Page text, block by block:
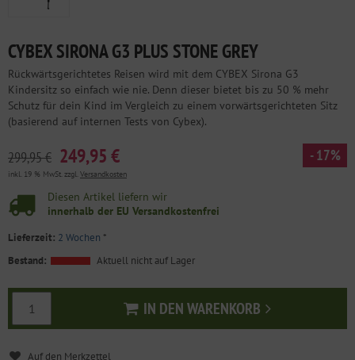
CYBEX SIRONA G3 PLUS STONE GREY
Rückwärtsgerichtetes Reisen wird mit dem CYBEX Sirona G3
Kindersitz so einfach wie nie. Denn dieser bietet bis zu 50 % mehr
Schutz für dein Kind im Vergleich zu einem vorwärtsgerichteten Sitz
(basierend auf internen Tests von Cybex).
299,95 € 249,95 € - 17%
inkl. 19 % MwSt. zzgl. Versandkosten
Diesen Artikel liefern wir
innerhalb der EU Versandkostenfrei
Lieferzeit: 2 Wochen *
Bestand:
Aktuell nicht auf Lager
IN DEN WARENKORB
In den Warenkorb